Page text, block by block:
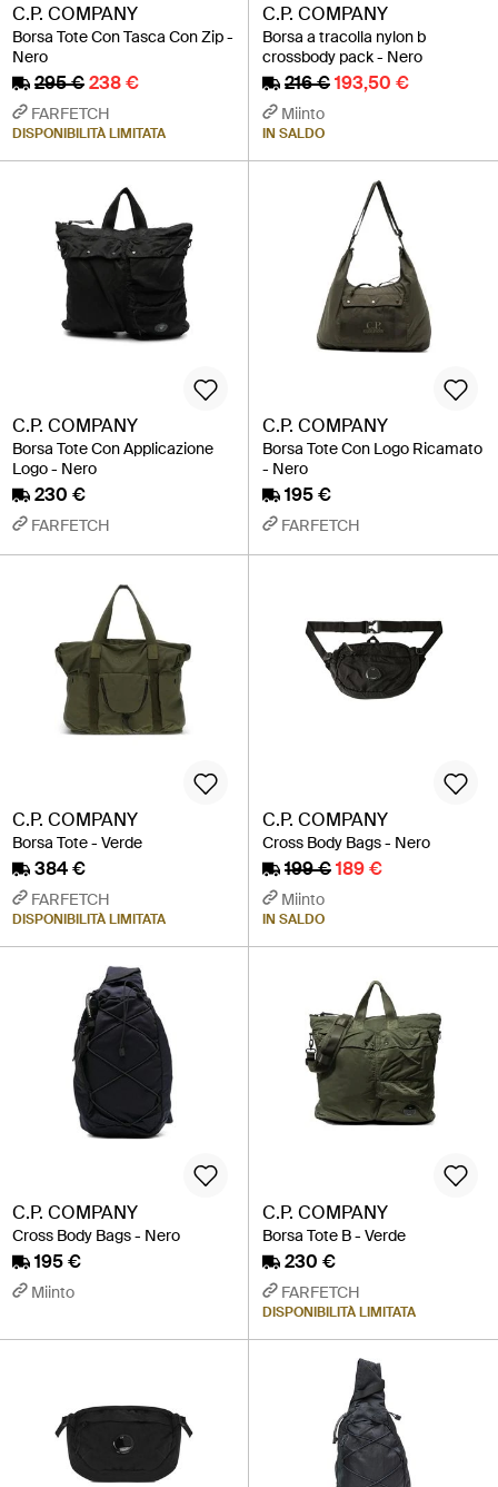
C.P. COMPANY
Borsa Tote Con Tasca Con Zip -
Nero
295 €238 €
FARFETCH
DISPONIBILITÀ LIMITATA
C.P. COMPANY
Borsa a tracolla nylon b
crossbody pack - Nero
216 €193,50 €
Miinto
IN SALDO
C.P. COMPANY
Borsa Tote Con Applicazione
Logo - Nero
230 €
FARFETCH
C.P. COMPANY
Borsa Tote Con Logo Ricamato
- Nero
195 €
FARFETCH
C.P. COMPANY
Borsa Tote - Verde
384 €
FARFETCH
DISPONIBILITÀ LIMITATA
C.P. COMPANY
Cross Body Bags - Nero
199 €189 €
Miinto
IN SALDO
C.P. COMPANY
Cross Body Bags - Nero
195 €
Miinto
C.P. COMPANY
Borsa Tote B - Verde
230 €
FARFETCH
DISPONIBILITÀ LIMITATA